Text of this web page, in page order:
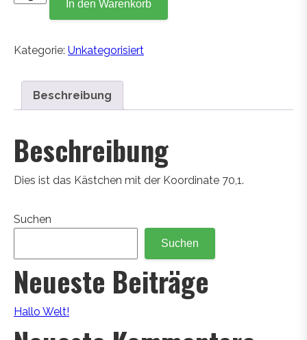
In den Warenkorb
Kategorie: Unkategorisiert
Beschreibung
Beschreibung
Dies ist das Kästchen mit der Koordinate 70,1.
Suchen
Suchen
Neueste Beiträge
Hallo Welt!